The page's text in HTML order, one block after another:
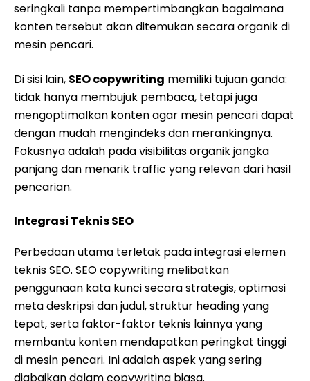
seringkali tanpa mempertimbangkan bagaimana
konten tersebut akan ditemukan secara organik di
mesin pencari.
Di sisi lain, SEO copywriting memiliki tujuan ganda:
tidak hanya membujuk pembaca, tetapi juga
mengoptimalkan konten agar mesin pencari dapat
dengan mudah mengindeks dan merankingnya.
Fokusnya adalah pada visibilitas organik jangka
panjang dan menarik traffic yang relevan dari hasil
pencarian.
Integrasi Teknis SEO
Perbedaan utama terletak pada integrasi elemen
teknis SEO. SEO copywriting melibatkan
penggunaan kata kunci secara strategis, optimasi
meta deskripsi dan judul, struktur heading yang
tepat, serta faktor-faktor teknis lainnya yang
membantu konten mendapatkan peringkat tinggi
di mesin pencari. Ini adalah aspek yang sering